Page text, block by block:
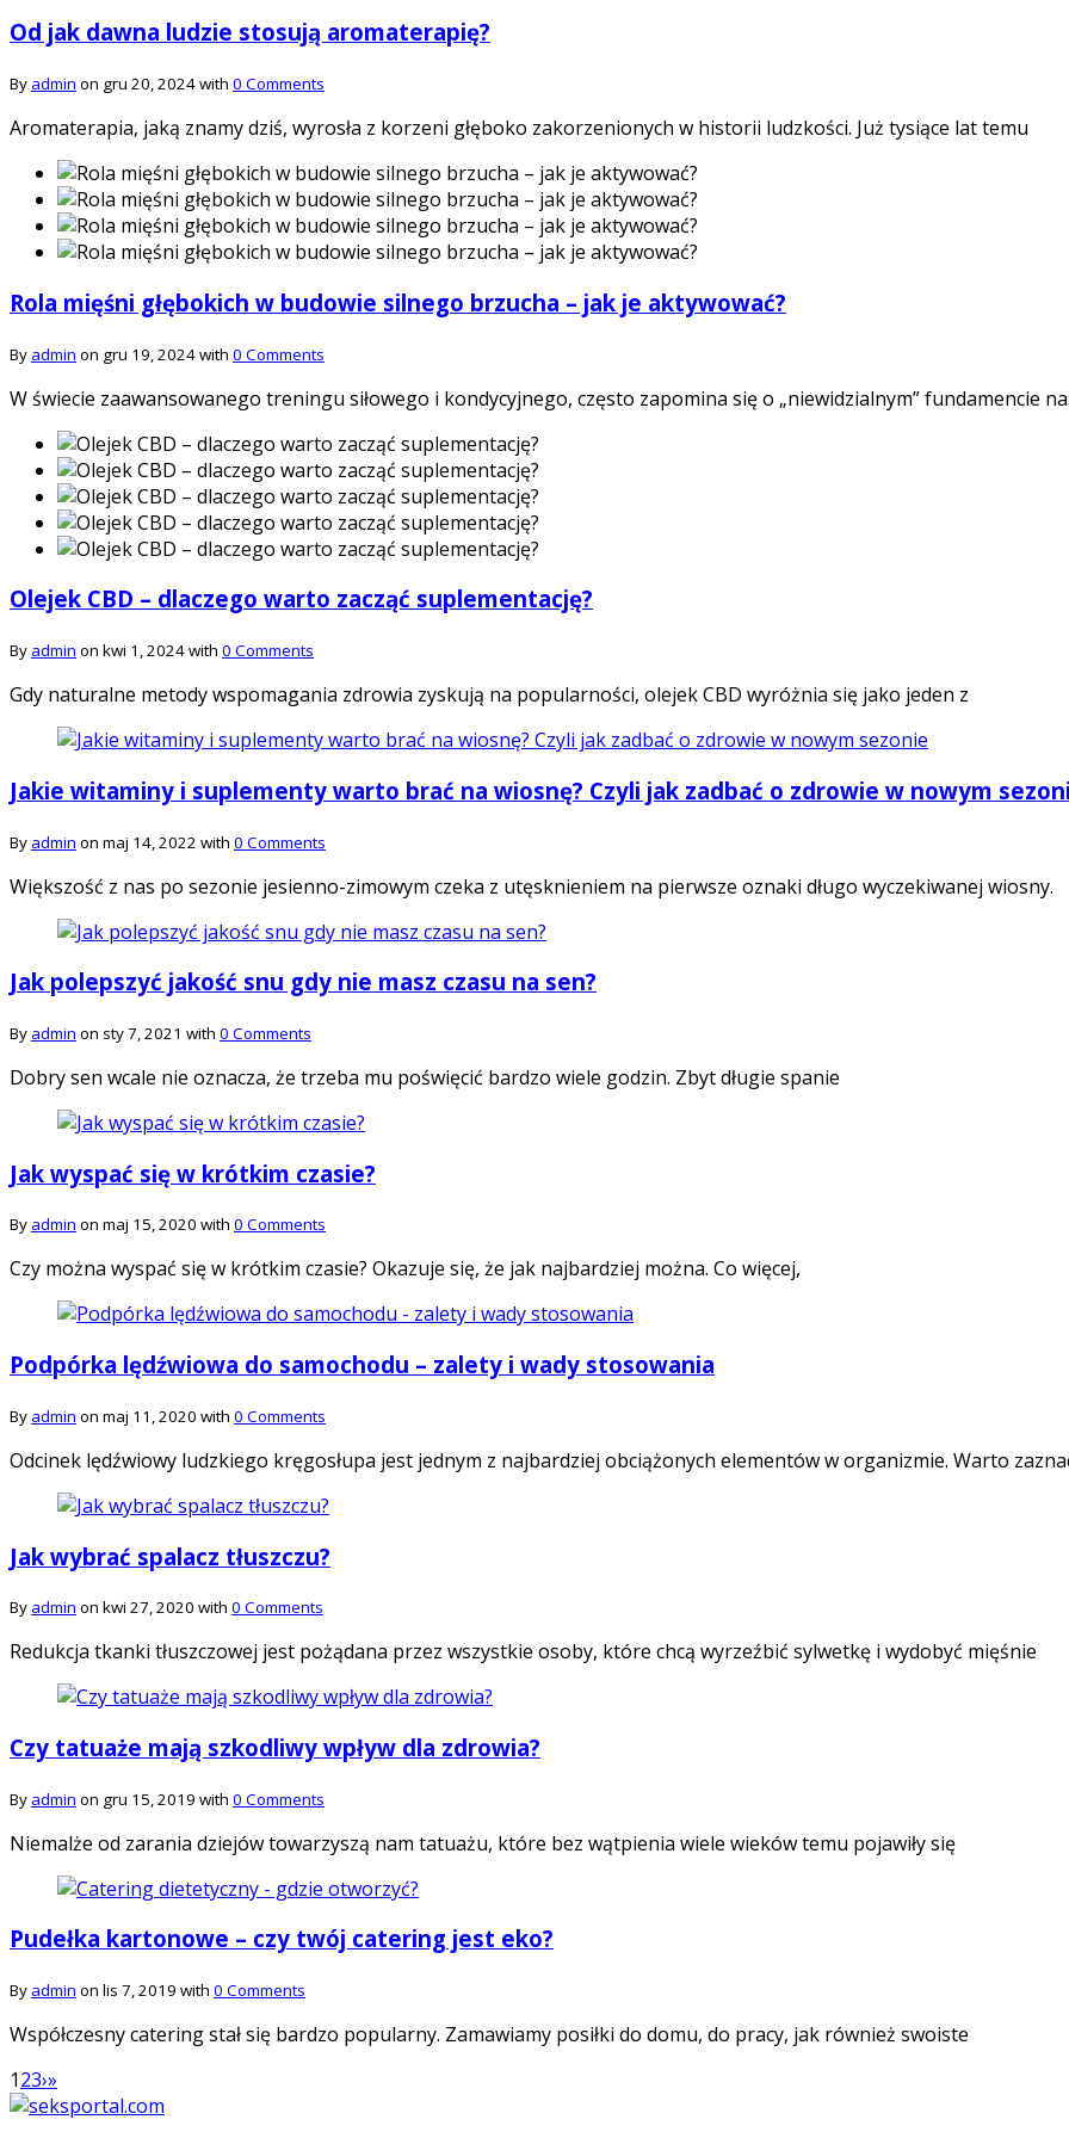
Od jak dawna ludzie stosują aromaterapię?
By admin on gru 20, 2024 with 0 Comments
Aromaterapia, jaką znamy dziś, wyrosła z korzeni głęboko zakorzenionych w historii ludzkości. Już tysiące lat temu
Rola mięśni głębokich w budowie silnego brzucha – jak je aktywować?
By admin on gru 19, 2024 with 0 Comments
W świecie zaawansowanego treningu siłowego i kondycyjnego, często zapomina się o „niewidzialnym” fundamencie
Olejek CBD – dlaczego warto zacząć suplementację?
By admin on kwi 1, 2024 with 0 Comments
Gdy naturalne metody wspomagania zdrowia zyskują na popularności, olejek CBD wyróżnia się jako jeden z
Jakie witaminy i suplementy warto brać na wiosnę? Czyli jak zadbać o zdrowie w nowym
By admin on maj 14, 2022 with 0 Comments
Większość z nas po sezonie jesienno-zimowym czeka z utęsknieniem na pierwsze oznaki długo wyczekiwanej wiosny.
Jak polepszyć jakość snu gdy nie masz czasu na sen?
By admin on sty 7, 2021 with 0 Comments
Dobry sen wcale nie oznacza, że trzeba mu poświęcić bardzo wiele godzin. Zbyt długie spanie
Jak wyspać się w krótkim czasie?
By admin on maj 15, 2020 with 0 Comments
Czy można wyspać się w krótkim czasie? Okazuje się, że jak najbardziej można. Co więcej,
Podpórka lędźwiowa do samochodu – zalety i wady stosowania
By admin on maj 11, 2020 with 0 Comments
Odcinek lędźwiowy ludzkiego kręgosłupa jest jednym z najbardziej obciążonych elementów w organizmie. Warto
Jak wybrać spalacz tłuszczu?
By admin on kwi 27, 2020 with 0 Comments
Redukcja tkanki tłuszczowej jest pożądana przez wszystkie osoby, które chcą wyrzeźbić sylwetkę i wydobyć mięśnie
Czy tatuaże mają szkodliwy wpływ dla zdrowia?
By admin on gru 15, 2019 with 0 Comments
Niemalże od zarania dziejów towarzyszą nam tatuażu, które bez wątpienia wiele wieków temu pojawiły się
Pudełka kartonowe – czy twój catering jest eko?
By admin on lis 7, 2019 with 0 Comments
Współczesny catering stał się bardzo popularny. Zamawiamy posiłki do domu, do pracy, jak również swoiste
123›»